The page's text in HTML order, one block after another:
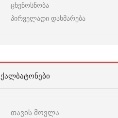
ცხენოსნობა
პირველადი დახმარება
ᲥᲐᲚᲑᲐᲢᲝᲜᲔᲑᲘ
თავის მოვლა